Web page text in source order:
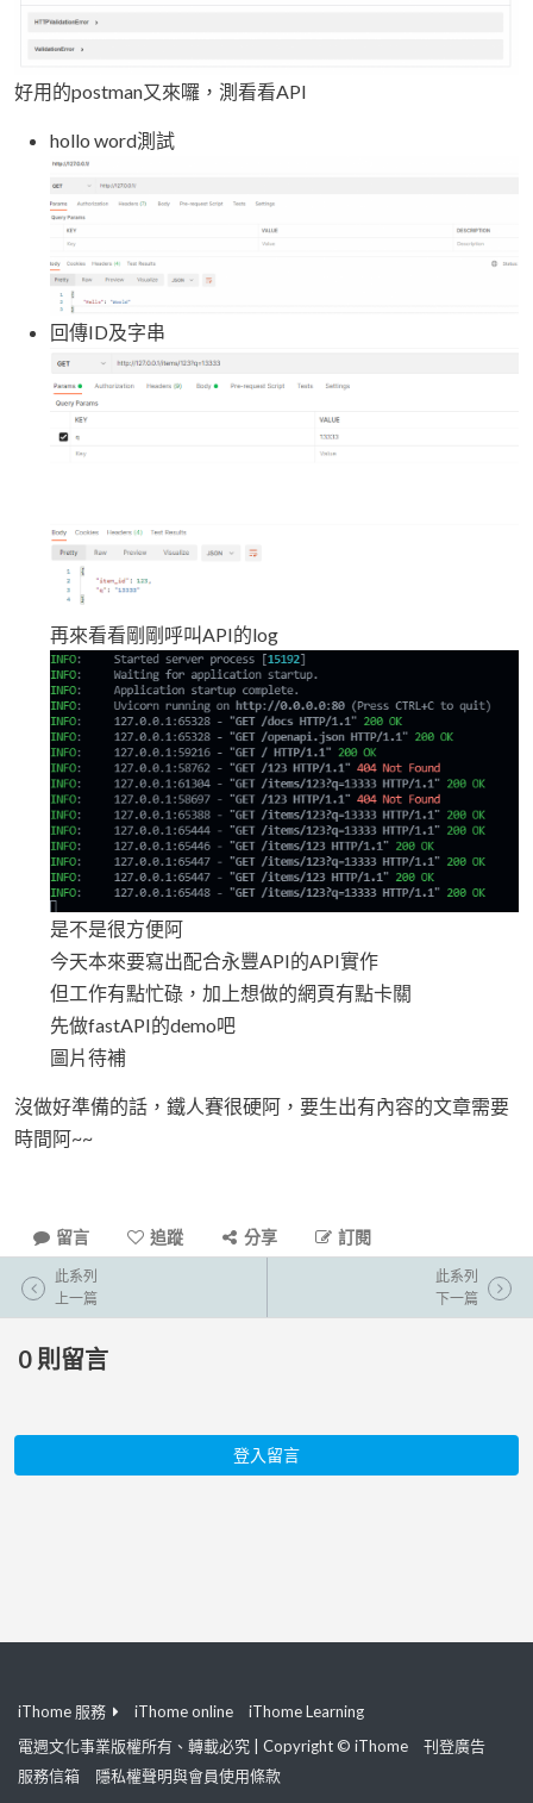
好用的postman又來囉，測看看API
hollo word測試
回傳ID及字串
再來看看剛剛呼叫API的log
是不是很方便阿
今天本來要寫出配合永豐API的API實作
但工作有點忙碌，加上想做的網頁有點卡關
先做fastAPI的demo吧
圖片待補
沒做好準備的話，鐵人賽很硬阿，要生出有內容的文章需要
時間阿~~
留言 追蹤 分享 訂閱
此系列
上一篇
此系列
下一篇
0 則留言
登入留言
iThome 服務 iThome online
iThome Learning
電週文化事業版權所有、轉載必究 | Copyright © iThome
刊登廣告
服務信箱
隱私權聲明與會員使用條款